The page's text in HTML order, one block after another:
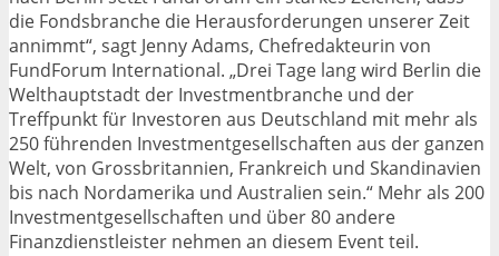
die Fondsbranche die Herausforderungen unserer Zeit
annimmt“, sagt Jenny Adams, Chefredakteurin von
FundForum International. „Drei Tage lang wird Berlin die
Welthauptstadt der Investmentbranche und der
Treffpunkt für Investoren aus Deutschland mit mehr als
250 führenden Investmentgesellschaften aus der ganzen
Welt, von Grossbritannien, Frankreich und Skandinavien
bis nach Nordamerika und Australien sein.“ Mehr als 200
Investmentgesellschaften und über 80 andere
Finanzdienstleister nehmen an diesem Event teil.